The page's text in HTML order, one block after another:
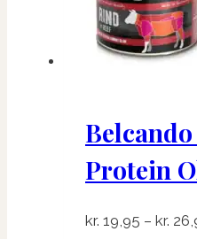
Protein
kr. 19,95 – kr.